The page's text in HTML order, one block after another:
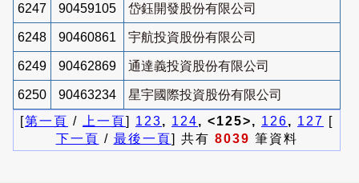
6247 90459105 岱鈺開發股份有限公司
6248 90460861 宇航投資股份有限公司
6249 90462869 通達義投資股份有限公司
6250 90463234
星宇國際投資股份有限公司
[第一頁 / 上一頁] 123, 124, <125>, 126, 127 [
下一頁 / 最後一頁] 共有 8039 筆資料